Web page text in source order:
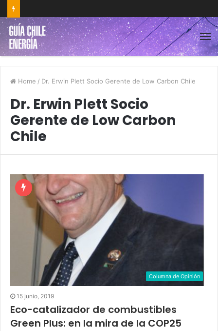
Home / Dr. Erwin Plett Socio Gerente de Low Carbon Chile
Dr. Erwin Plett Socio
Gerente de Low Carbon
Chile
Columna de Opinión
15 junio, 2019
Eco-catalizador de combustibles
Green Plus: en la mira de la COP25